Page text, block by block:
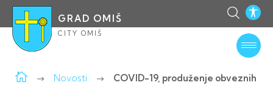
GRAD OMIŠ
CITY OMIŠ
Novosti
COVID-19, produženje obveznih